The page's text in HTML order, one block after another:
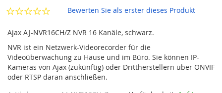
Bewerten Sie als erster dieses Produkt
Ajax AJ-NVR16CH/Z NVR 16 Kanäle, schwarz.
NVR ist ein Netzwerk-Videorecorder für die
Videoüberwachung zu Hause und im Büro. Sie können IP-
Kameras von Ajax (zukünftig) oder Drittherstellern über ONVIF
oder RTSP daran anschließen.